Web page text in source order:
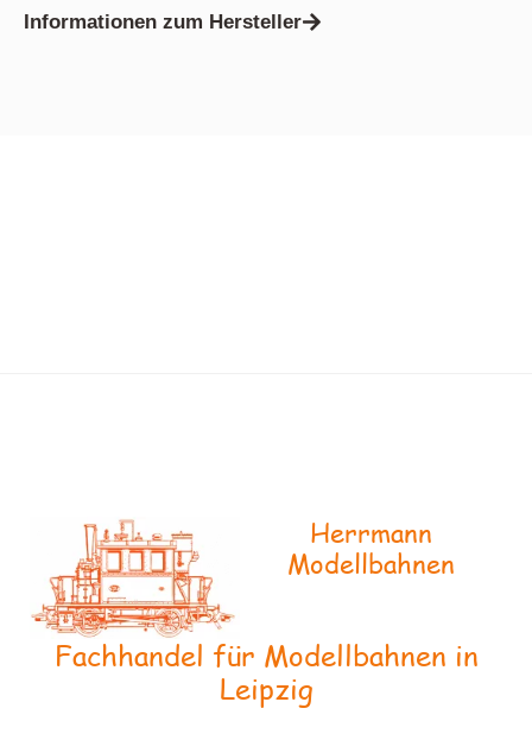
Informationen zum Hersteller
Herrmann
Modellbahnen
Fachhandel für Modellbahnen in
Leipzig